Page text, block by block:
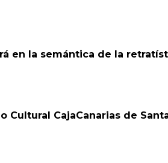
en la semántica de la
CajaCanarias de